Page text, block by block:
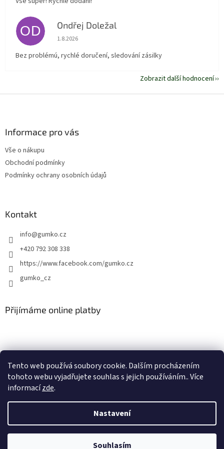
Tento web používá soubory cookie. Dalším procházením
tohoto webu vyjadřujete souhlas s jejich používáním.. Více
informacízde.
Nastavení
Souhlasím
OD Ondřej Doležal
Hodnocení obchodu je 5 z 5 hvězdiček.
1.8.2026
Bez problémú, rychlé doručení, sledování zásilky
Zobrazit další hodnocení
Informace pro vás
Vše o nákupu
Obchodní podmínky
Podmínky ochrany osobních údajů
Kontakt
info@gumko.cz
+420 792 308 338
https://www.facebook.com/gumko.cz
gumko_cz
Přijímáme online platby
Vytvořil Shoptet
Autokoberce-zubri.cz. Všechna práva vyhrazena.